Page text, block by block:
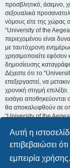
Αυτή η
επιβεβαιώσει
εμπειρία χρήσης.
προσβλητικό, άσεμνο,
σεξουαλικά
νόμους είτε της χώρας
“University of the
περιεχομένου είναι
με ταυτόχρονη
χρησιμοποιείτε
δημοσίευσης
Δέχεστε ότι το
επεξεργαστεί, να
χρονική στιγμή
εισάγει
θα αποκαλυφθούν σε
“University of the
οποιαδήποτε
δυνατόν να οδηγήσει
Board